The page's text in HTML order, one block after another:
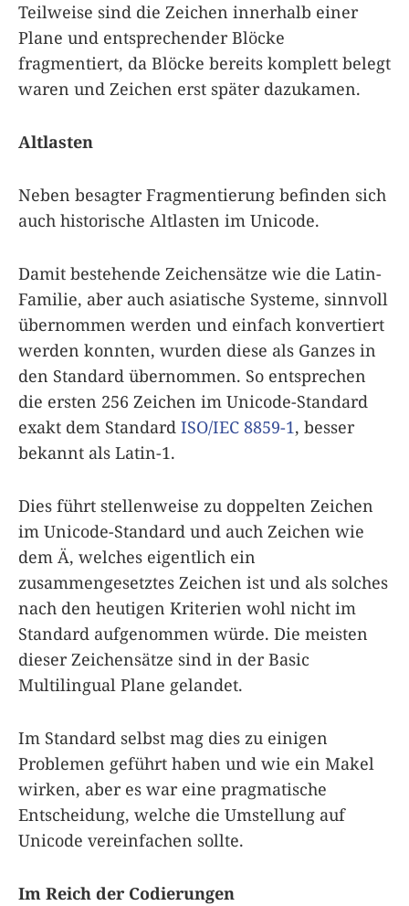
Teilweise sind die Zeichen innerhalb einer
Plane und entsprechender Blöcke
fragmentiert, da Blöcke bereits komplett belegt
waren und Zeichen erst später dazukamen.
Altlasten
Neben besagter Fragmentierung befinden sich
auch historische Altlasten im Unicode.
Damit bestehende Zeichensätze wie die Latin-
Familie, aber auch asiatische Systeme, sinnvoll
übernommen werden und einfach konvertiert
werden konnten, wurden diese als Ganzes in
den Standard übernommen. So entsprechen
die ersten 256 Zeichen im Unicode-Standard
exakt dem Standard ISO/IEC 8859-1, besser
bekannt als Latin-1.
Dies führt stellenweise zu doppelten Zeichen
im Unicode-Standard und auch Zeichen wie
dem Ä, welches eigentlich ein
zusammengesetztes Zeichen ist und als solches
nach den heutigen Kriterien wohl nicht im
Standard aufgenommen würde. Die meisten
dieser Zeichensätze sind in der Basic
Multilingual Plane gelandet.
Im Standard selbst mag dies zu einigen
Problemen geführt haben und wie ein Makel
wirken, aber es war eine pragmatische
Entscheidung, welche die Umstellung auf
Unicode vereinfachen sollte.
Im Reich der Codierungen